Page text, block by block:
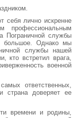
себя лично искренне
Пограничной службы
большое. Однако мы
службы нашей
кто встретил врага,
военной
ответственных,
страна доверяет ее
времени и родины,